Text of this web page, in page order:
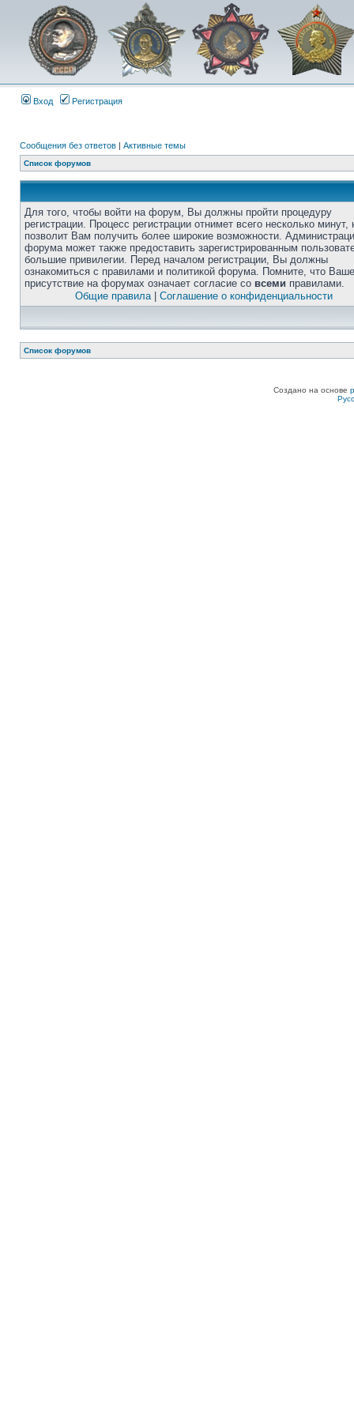
Вход Регистрация
Сообщения без ответов | Активные темы
Список форумов
Для того, чтобы войти на форум, Вы должны пройти процедуру
регистрации. Процесс регистрации отнимет всего несколько минут,
позволит Вам получить более широкие возможности.
форума может также предоставить зарегистрированным
большие привилегии. Перед началом регистрации, Вы должны
ознакомиться с правилами и политикой форума. Помните, что Ваше
присутствие на форумах означает согласие со всеми правилами.
Общие правила| Соглашение о конфиденциальности
Список форумов
Создано на основе